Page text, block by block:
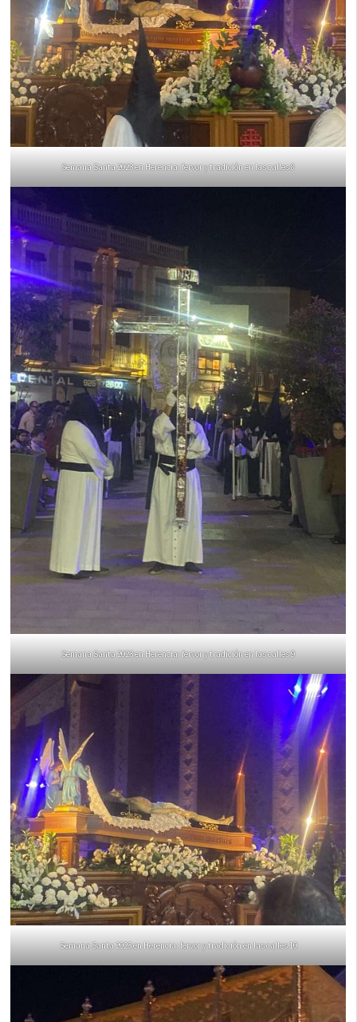
Semana Santa 2023 en Herencia: fervor y tradición en las calles 8
Semana Santa 2023 en Herencia: fervor y tradición en las calles 9
Semana Santa 2023 en Herencia: fervor y tradición en las calles 10